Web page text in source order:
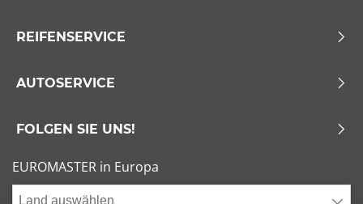
REIFENSERVICE
AUTOSERVICE
FOLGEN SIE UNS!
EUROMASTER in Europa
Land auswählen